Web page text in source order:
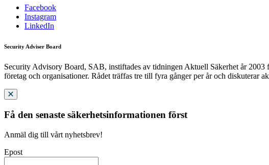
Facebook
Instagram
LinkedIn
Security Adviser Board
Security Advisory Board, SAB, instiftades av tidningen Aktuell Säkerhet år 2003
företag och organisationer. Rådet träffas tre till fyra gånger per år och diskuterar
Få den senaste säkerhetsinformationen först
Anmäl dig till vårt nyhetsbrev!
Epost